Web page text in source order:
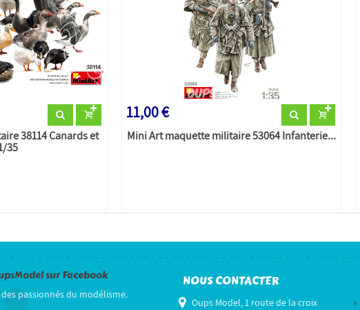
38114 Canards et
35
11,00 €
Mini Art maquette militaire 53064 Infanterie...
sur Facebook
des passionnés du modélisme.
NOUS CONTACTER
Oups Model, 1 route de la croix
»